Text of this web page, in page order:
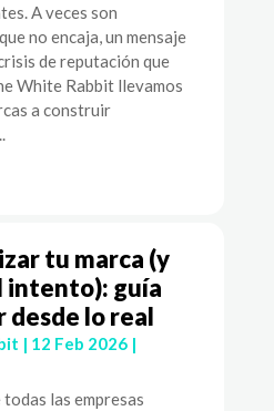
A veces son
no encaja, un mensaje
de reputación que
White Rabbit llevamos
a construir
tu marca (y
intento): guía
desde lo real
| 12 Feb 2026|
las empresas